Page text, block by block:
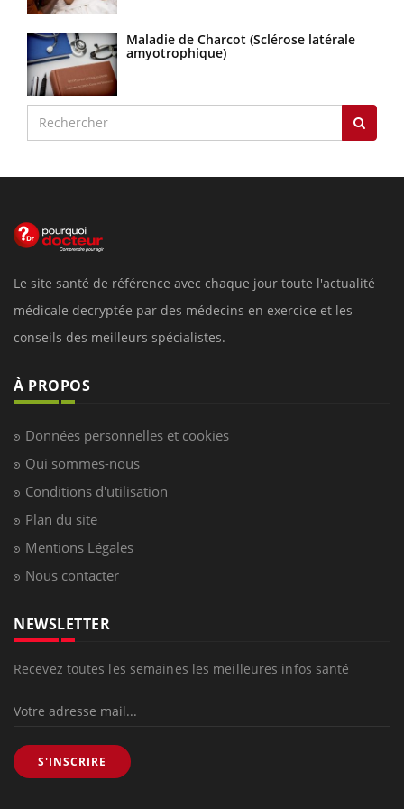
Maladie de Charcot (Sclérose latérale
amyotrophique)
Le site santé de référence avec chaque jour toute l'actualité
médicale decryptée par des médecins en exercice et les
conseils des meilleurs spécialistes.
À PROPOS
Données personnelles et cookies
Qui sommes-nous
Conditions d'utilisation
Plan du site
Mentions Légales
Nous contacter
NEWSLETTER
Recevez toutes les semaines les meilleures infos santé
S'INSCRIRE